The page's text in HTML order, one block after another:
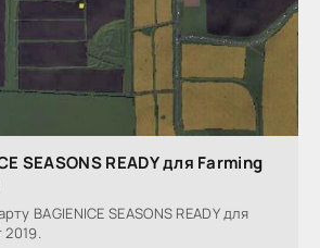
SEASONS READY для Farming
BAGIENICE SEASONS READY для
2019.